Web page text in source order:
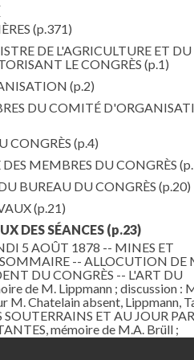
(p.371)
DE L'AGRICULTURE ET DU
LE CONGRÈS (p.1)
(p.2)
DU COMITÉ
CONGRÈS (p.4)
DES MEMBRES DU CONGRÈS
BUREAU DU CONGRÈS (p.20)
(p.21)
DES SÉANCES (p.23)
5 AOÛT 1878 -- MINES ET
-- ALLOCUTION DE
DU CONGRÈS -- L'ART DU
de M. Lippmann ; discussion :
M. Chatelain absent, Lippmann,
ET AU JOUR PAR
mémoire de M.A. Brüll ;
Mékarsky(p.23)